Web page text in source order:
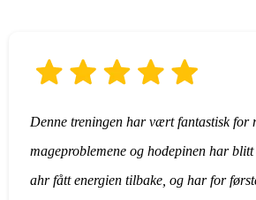
Denne treningen har vært fantastisk for
mageproblemene og hodepinen har
ahr fått energien tilbake, og har for